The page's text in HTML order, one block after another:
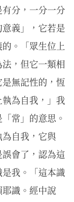
分，一分一分
義」，它若是
。「眾生位上
，但它一類相
無記性的，恆
為自我，」我
常」的意思。
自我，它與
誤會了，認為這
我。「這本識
識。經中說